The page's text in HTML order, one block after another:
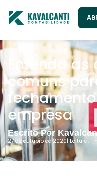
Entenda
comuns
empresa
Escrito Por
27 de outubro de 2020| Leitura: 1